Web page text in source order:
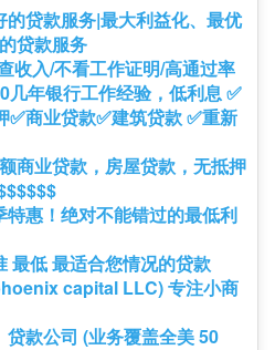
的贷款服务|最大利益化、最优
贷款服务
收入/不看工作证明/高通过率
几年银行工作经验，低利息 ✅
✅商业贷款✅建筑贷款 ✅重新
商业贷款，房屋贷款，无抵押
特惠！绝对不能错过的最低利
最低 最适合您情况的贷款
capital LLC) 专注小商
贷款公司 (业务覆盖全美 50